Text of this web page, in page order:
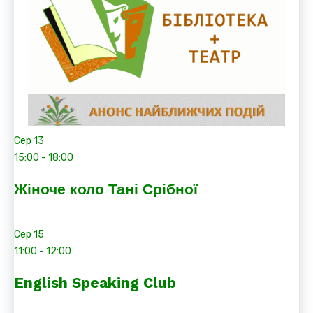
Сер 13
15:00 - 18:00
Жіноче коло Тані Срібної
Сер 15
11:00 - 12:00
English Speaking Club